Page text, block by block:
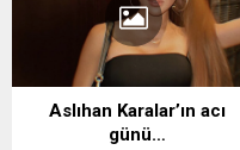
Aslıhan Karalar’ın acı
günü…